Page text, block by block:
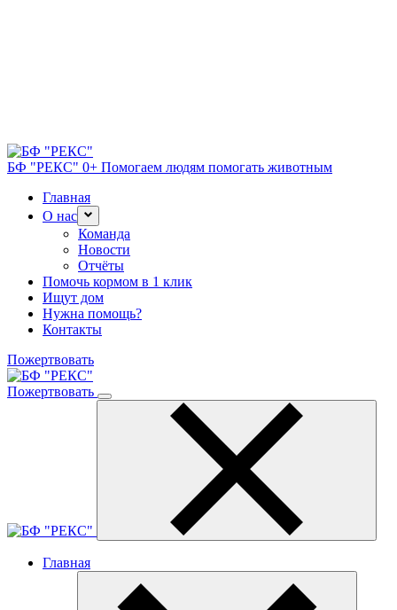
БФ "РЕКС" 0+ Помогаем людям помогать животным
Главная
О нас
Команда
Новости
Отчёты
Помочь кормом в 1 клик
Ищут дом
Нужна помощь?
Контакты
Пожертвовать
Пожертвовать
Главная